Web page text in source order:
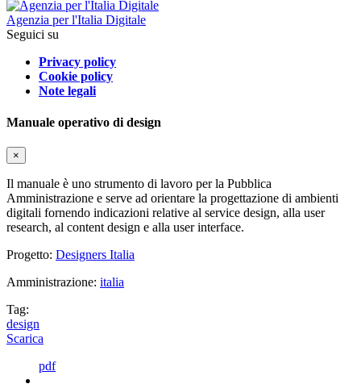
Agenzia per l'Italia Digitale
Seguici su
Privacy policy
Cookie policy
Note legali
Manuale operativo di design
×
Il manuale è uno strumento di lavoro per la Pubblica
Amministrazione e serve ad orientare la progettazione di ambienti
digitali fornendo indicazioni relative al service design, alla user
research, al content design e alla user interface.
Progetto: Designers Italia
Amministrazione: italia
Tag:
design
Scarica
pdf